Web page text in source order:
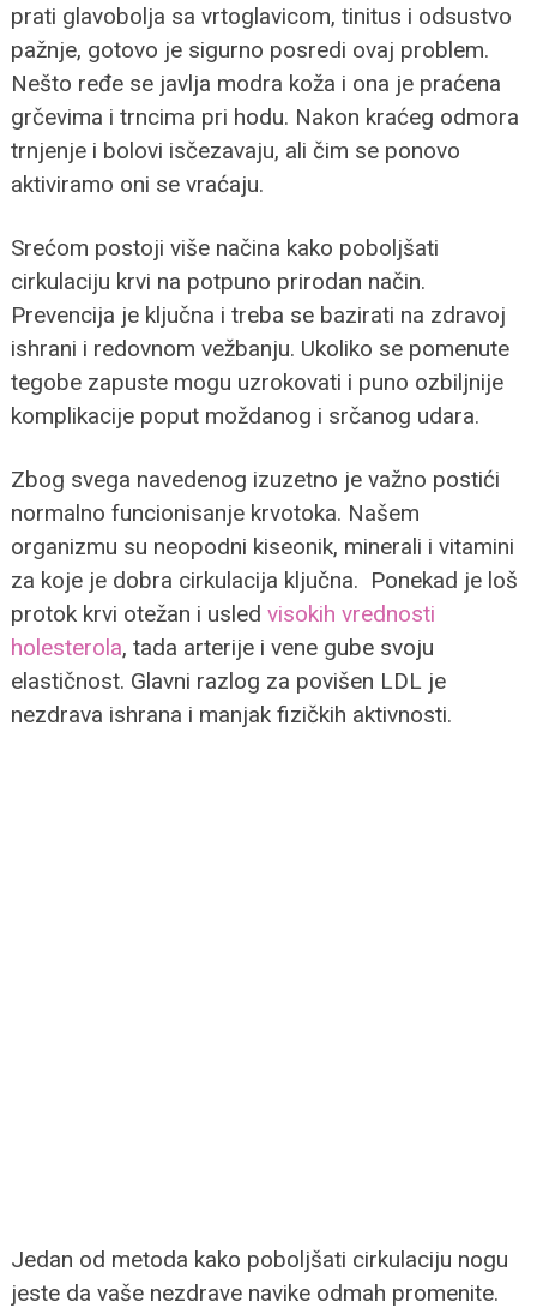
prati glavobolja sa vrtoglavicom, tinitus i odsustvo
pažnje, gotovo je sigurno posredi ovaj problem.
Nešto ređe se javlja modra koža i ona je praćena
grčevima i trncima pri hodu. Nakon kraćeg odmora
trnjenje i bolovi isčezavaju, ali čim se ponovo
aktiviramo oni se vraćaju.
Srećom postoji više načina kako poboljšati
cirkulaciju krvi na potpuno prirodan način.
Prevencija je ključna i treba se bazirati na zdravoj
ishrani i redovnom vežbanju. Ukoliko se pomenute
tegobe zapuste mogu uzrokovati i puno ozbiljnije
komplikacije poput moždanog i srčanog udara.
Zbog svega navedenog izuzetno je važno postići
normalno funcionisanje krvotoka. Našem
organizmu su neopodni kiseonik, minerali i vitamini
za koje je dobra cirkulacija ključna. Ponekad je loš
protok krvi otežan i usled visokih vrednosti
holesterola, tada arterije i vene gube svoju
elastičnost. Glavni razlog za povišen LDL je
nezdrava ishrana i manjak fizičkih aktivnosti.
Jedan od metoda kako poboljšati cirkulaciju nogu
jeste da vaše nezdrave navike odmah promenite.